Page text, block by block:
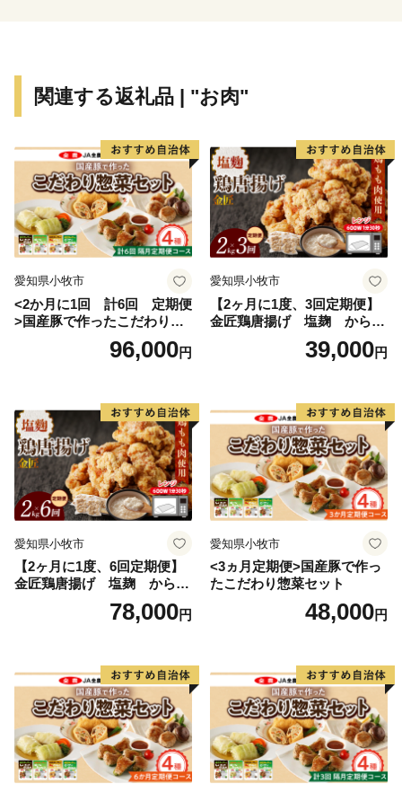
一説によります。現在も、豊かな自然や清流に育まれ受
ます。
【 森と生きるまちならではの「自然資源」 】
従来の人々のオアシスとして千年も前より引用されてき
たといわれる「千年水」など豊かな山々から生みだされ
の恵みである名水、澄んだ空気により育てられた米は日
本酒のみならず、宍粟の豊かな食を支え、宍粟独自の味
江戸時代後期から約１５０年間作られていた地酒「三
笑」の復活や、伝統ある播州山崎藍染の復活、また女性
蔵人による日本酒バーの開業など、宍粟に息づく文化や
伝統が新たな世代に受け継がれ、今のかたちとなって発
展し続けています。
宍粟市の４町それぞれについて特色ある文化もお伝えし
たいところですが、たくさんある魅力を伝えきることは
難しく、
ふるさと納税返礼品をとおして、より具体的に宍粟の魅
関連する返礼品 | "お肉"
愛知県小牧市
<2か月に1回 計6回 定期便
>国産豚で作ったこだわり惣
96,000円
愛知県小牧市
【2ヶ月に1度、3回定期便】
金匠鶏唐揚げ 塩麹 からあ
39,000円
愛知県小牧市
【2ヶ月に1度、6回定期便】
金匠鶏唐揚げ 塩麹 からあ
78,000円
愛知県小牧市
<3ヵ月定期便>国産豚で作っ
たこだわり惣菜セット
48,000円